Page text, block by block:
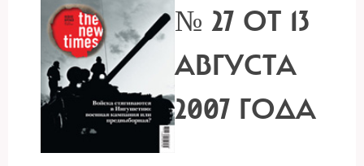
№ 27 ОТ 13
АВГУСТА
2007 ГОДА